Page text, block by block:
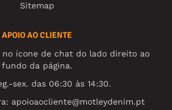
Sitemap
APOIO AO CLIENTE
ícone de chat do lado direito ao
fundo da página.
sex. das 06:30 às 14:30.
apoioaocliente@motleydenim.pt